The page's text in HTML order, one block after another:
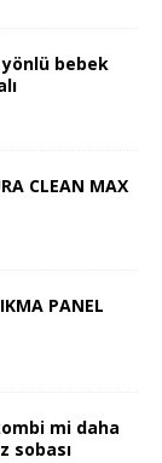
bebek
CLEAN MAX
PANEL
mi daha
sobası